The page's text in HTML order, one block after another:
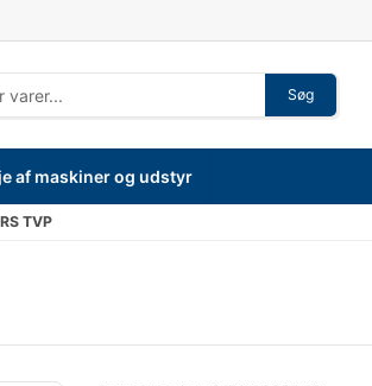
Søg
af maskiner og udstyr
TVP